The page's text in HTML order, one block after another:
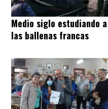
Medio siglo estudiando a
las ballenas francas